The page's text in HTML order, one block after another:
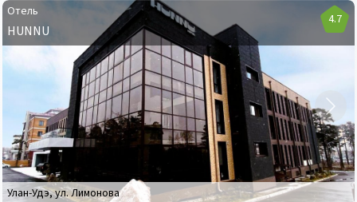
Отель
HUNNU
HUNNU
Улан-Удэ,ул. Лимонова
4.7